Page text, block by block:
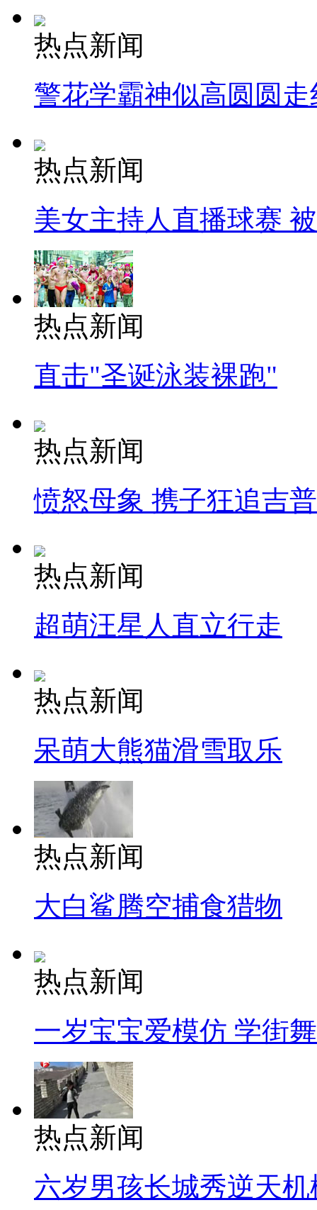
热点新闻
警花学霸神似高圆圆走
热点新闻
美女主持人直播球赛
热点新闻
直击"圣诞泳装裸跑"
热点新闻
愤怒母象 携子狂追吉
热点新闻
超萌汪星人直立行走
热点新闻
呆萌大熊猫滑雪取乐
热点新闻
大白鲨腾空捕食猎物
热点新闻
一岁宝宝爱模仿 学街
热点新闻
六岁男孩长城秀逆天机